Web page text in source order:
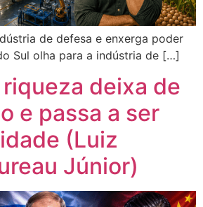
de defesa e enxerga poder
Sul olha para a indústria de […]
deixa de
e passa a ser
(Luiz
Júnior)